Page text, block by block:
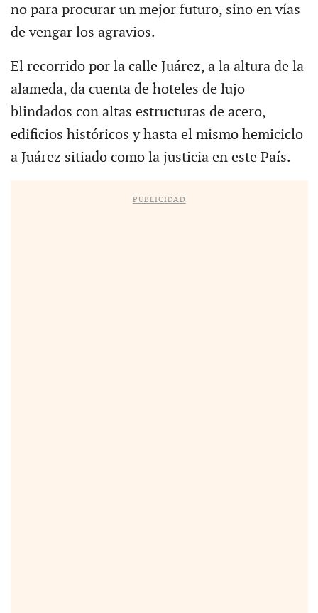
no para procurar un mejor futuro, sino en vías
de vengar los agravios.
El recorrido por la calle Juárez, a la altura de la
alameda, da cuenta de hoteles de lujo
blindados con altas estructuras de acero,
edificios históricos y hasta el mismo hemiciclo
a Juárez sitiado como la justicia en este País.
PUBLICIDAD